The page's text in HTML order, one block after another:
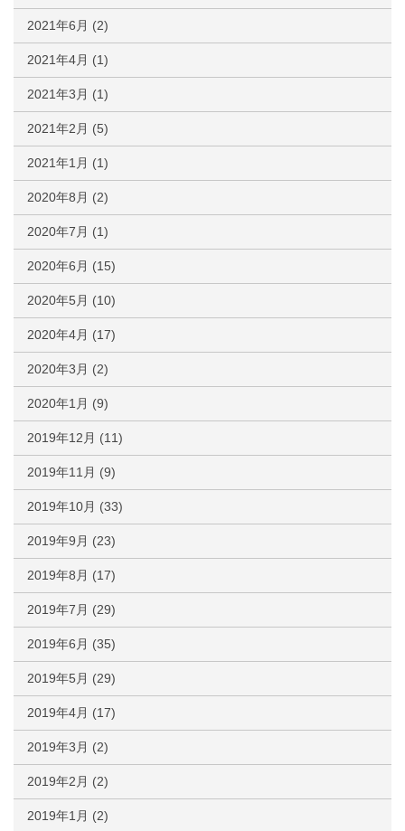
2021年6月 (2)
2021年4月 (1)
2021年3月 (1)
2021年2月 (5)
2021年1月 (1)
2020年8月 (2)
2020年7月 (1)
2020年6月 (15)
2020年5月 (10)
2020年4月 (17)
2020年3月 (2)
2020年1月 (9)
2019年12月 (11)
2019年11月 (9)
2019年10月 (33)
2019年9月 (23)
2019年8月 (17)
2019年7月 (29)
2019年6月 (35)
2019年5月 (29)
2019年4月 (17)
2019年3月 (2)
2019年2月 (2)
2019年1月 (2)